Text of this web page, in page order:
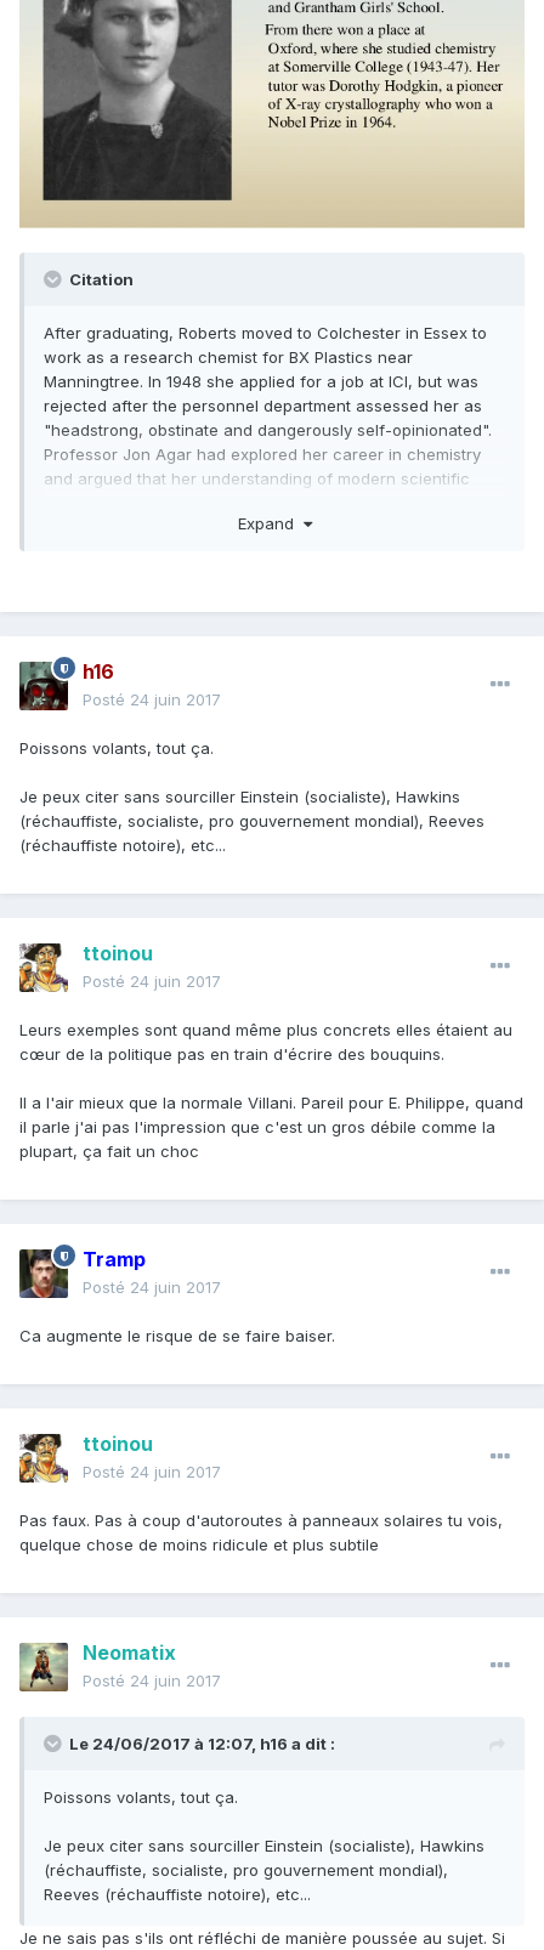
Citation
After graduating, Roberts moved to Colchester in Essex to
work as a research chemist for BX Plastics near
Manningtree. In 1948 she applied for a job at ICI, but was
rejected after the personnel department assessed her as
"headstrong, obstinate and dangerously self-opinionated".
Professor Jon Agar had explored her career in chemistry
and argued that her understanding of modern scientific
Expand
h16
Posté 24 juin 2017
Poissons volants, tout ça.
Je peux citer sans sourciller Einstein (socialiste), Hawkins
(réchauffiste, socialiste, pro gouvernement mondial), Reeves
(réchauffiste notoire), etc...
ttoinou
Posté 24 juin 2017
Leurs exemples sont quand même plus concrets elles étaient au
cœur de la politique pas en train d'écrire des bouquins.
Il a l'air mieux que la normale Villani. Pareil pour E. Philippe, quand
il parle j'ai pas l'impression que c'est un gros débile comme la
plupart, ça fait un choc
Tramp
Posté 24 juin 2017
Ca augmente le risque de se faire baiser.
ttoinou
Posté 24 juin 2017
Pas faux. Pas à coup d'autoroutes à panneaux solaires tu vois,
quelque chose de moins ridicule et plus subtile
Neomatix
Posté 24 juin 2017
Le 24/06/2017 à 12:07, h16 a dit :
Poissons volants, tout ça.
Je peux citer sans sourciller Einstein (socialiste), Hawkins
(réchauffiste, socialiste, pro gouvernement mondial),
Reeves (réchauffiste notoire), etc...
Je ne sais pas s'ils ont réfléchi de manière poussée au sujet. Si